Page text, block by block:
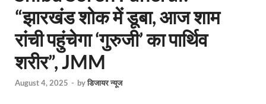
“झारखंड शोक में डूबा, आज शाम
रांची पहुंचेगा ‘गुरुजी’ का पार्थिव
शरीर”, JMM
August 4, 2025 - byडिजायर न्यूज